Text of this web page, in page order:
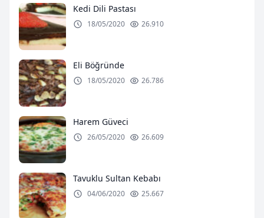
Kedi Dili Pastası
18/05/2020 26.910
Eli Böğründe
18/05/2020 26.786
Harem Güveci
26/05/2020 26.609
Tavuklu Sultan Kebabı
04/06/2020 25.667